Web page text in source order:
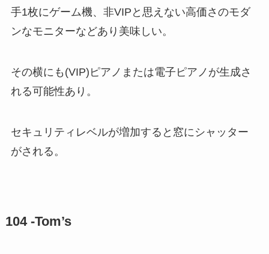
手1枚にゲーム機、非VIPと思えない高価さのモダ
ンなモニターなどあり美味しい。
その横にも(VIP)ピアノまたは電子ピアノが生成さ
れる可能性あり。
セキュリティレベルが増加すると窓にシャッター
がされる。
104 -Tom’s